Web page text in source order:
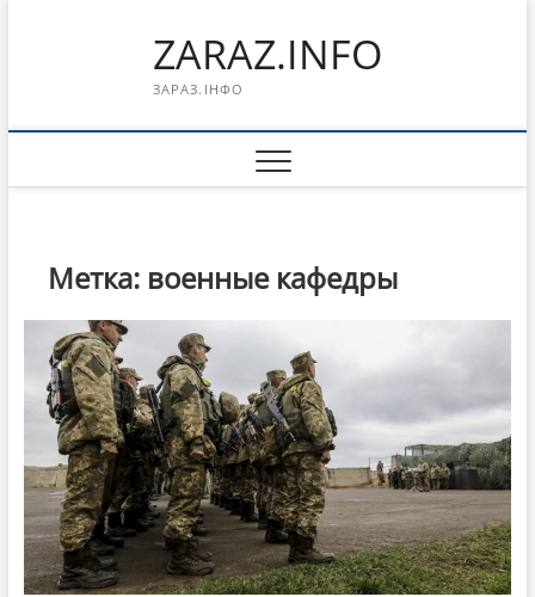
ZARAZ.INFO
ЗАРАЗ.ІНФО
Метка: военные кафедры